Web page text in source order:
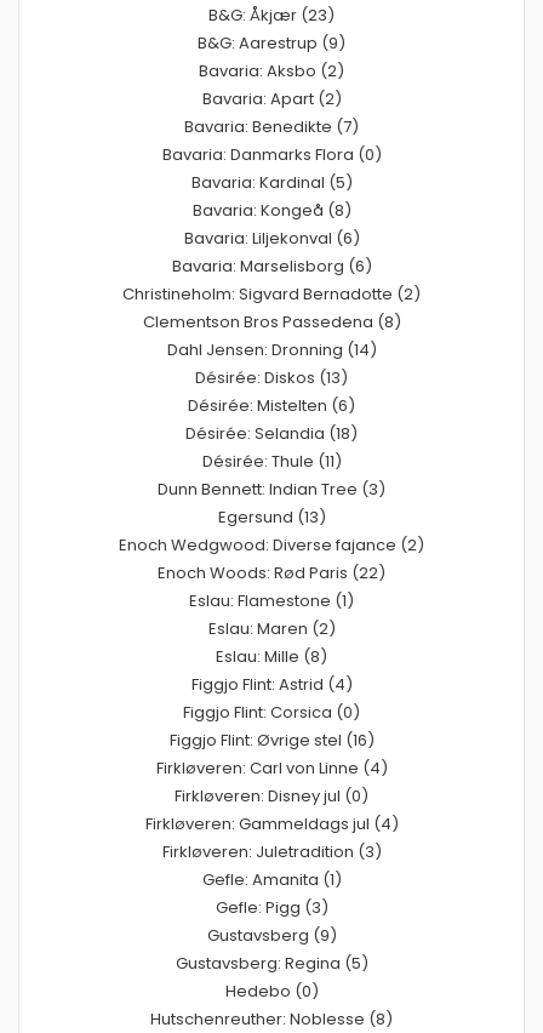
B&G: Åkjær (23)
B&G: Aarestrup (9)
Bavaria: Aksbo (2)
Bavaria: Apart (2)
Bavaria: Benedikte (7)
Bavaria: Danmarks Flora (0)
Bavaria: Kardinal (5)
Bavaria: Kongeå (8)
Bavaria: Liljekonval (6)
Bavaria: Marselisborg (6)
Christineholm: Sigvard Bernadotte (2)
Clementson Bros Passedena (8)
Dahl Jensen: Dronning (14)
Désirée: Diskos (13)
Désirée: Mistelten (6)
Désirée: Selandia (18)
Désirée: Thule (11)
Dunn Bennett: Indian Tree (3)
Egersund (13)
Enoch Wedgwood: Diverse fajance (2)
Enoch Woods: Rød Paris (22)
Eslau: Flamestone (1)
Eslau: Maren (2)
Eslau: Mille (8)
Figgjo Flint: Astrid (4)
Figgjo Flint: Corsica (0)
Figgjo Flint: Øvrige stel (16)
Firkløveren: Carl von Linne (4)
Firkløveren: Disney jul (0)
Firkløveren: Gammeldags jul (4)
Firkløveren: Juletradition (3)
Gefle: Amanita (1)
Gefle: Pigg (3)
Gustavsberg (9)
Gustavsberg: Regina (5)
Hedebo (0)
Hutschenreuther: Noblesse (8)